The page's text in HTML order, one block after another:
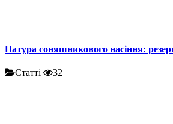
Натура соняшникового насіння:
Статті 32